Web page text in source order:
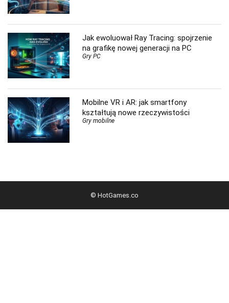
Jak ewoluował Ray Tracing: spojrzenie
na grafikę nowej generacji na PC
Gry PC
Mobilne VR i AR: jak smartfony
kształtują nowe rzeczywistości
Gry mobilne
© HotGames.co